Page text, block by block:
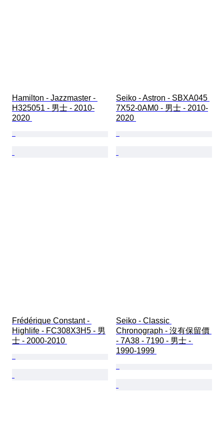
Hamilton - Jazzmaster -
H325051 - 男士 - 2010-
2020
Seiko - Astron - SBXA045
7X52-0AM0 - 男士 - 2010-
2020
Frédérique Constant -
Highlife - FC308X3H5 - 男
士 - 2000-2010
Seiko - Classic
Chronograph - 沒有保留價
- 7A38 - 7190 - 男士 -
1990-1999